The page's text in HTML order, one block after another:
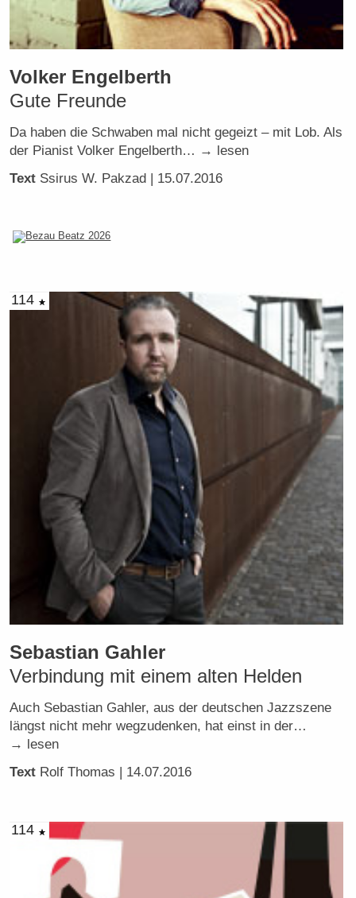
Volker Engelberth
Gute Freunde
Da haben die Schwaben mal nicht gegeizt – mit Lob. Als
der Pianist Volker Engelberth… → lesen
Text Ssirus W. Pakzad | 15.07.2016
114
Sebastian Gahler
Verbindung mit einem alten Helden
Auch Sebastian Gahler, aus der deutschen Jazzszene
längst nicht mehr wegzudenken, hat einst in der…
→ lesen
Text Rolf Thomas | 14.07.2016
114